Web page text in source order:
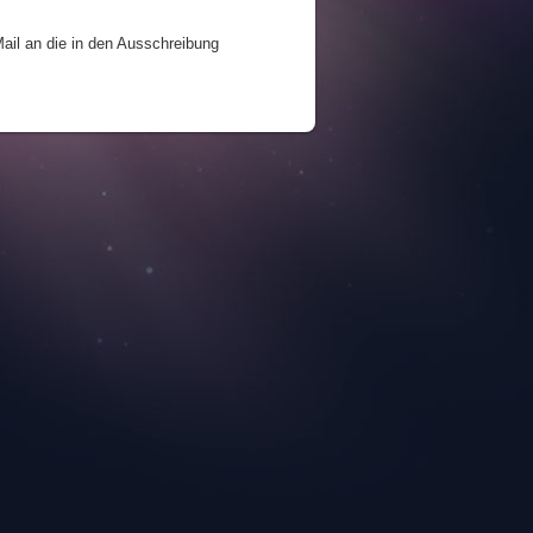
an die in den Ausschreibung